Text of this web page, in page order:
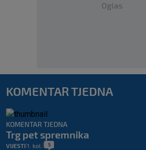
Oglas
KOMENTAR TJEDNA
KOMENTAR TJEDNA
Trg pet spremnika
VIJESTI 1. kol. 5